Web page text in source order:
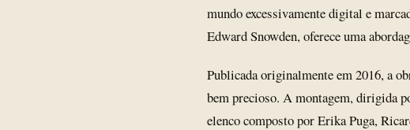
mundo excessivamente digital e
Edward Snowden, oferece uma
Publicada originalmente em 2016, a
bem precioso. A montagem, dirigida
elenco composto por Erika Puga,